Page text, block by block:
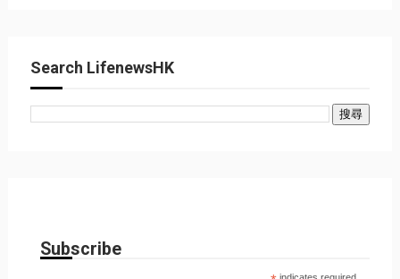
Search LifenewsHK
Subscribe